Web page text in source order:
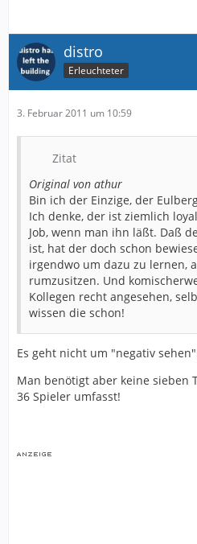
distro
Erleuchteter
3. Februar 2011 um 10:59
Zitat
Original von athur
Bin ich der Einzige, der
Ich denke, der ist ziemlich
Job, wenn man ihn läßt. Daß
ist, hat der doch schon
irgendwo um dazu zu lernen,
rumzusitzen. Und
Kollegen recht angesehen,
wissen die schon!
Es geht nicht um "negativ
Man benötigt aber keine sieben
36 Spieler umfasst!